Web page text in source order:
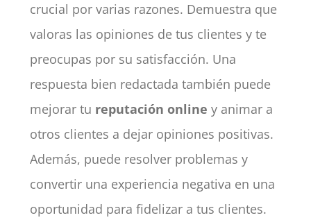
crucial por varias razones. Demuestra que
valoras las opiniones de tus clientes y te
preocupas por su satisfacción. Una
respuesta bien redactada también puede
mejorar tu reputación online y animar a
otros clientes a dejar opiniones positivas.
Además, puede resolver problemas y
convertir una experiencia negativa en una
oportunidad para fidelizar a tus clientes.